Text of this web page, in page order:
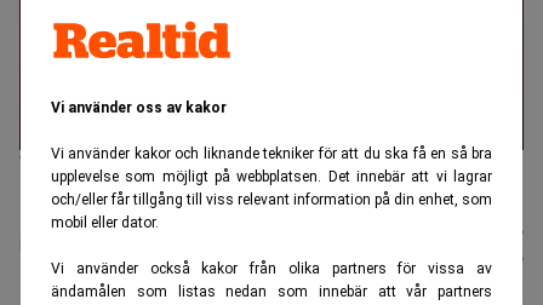
Vi använder oss av kakor
Vi använder kakor och liknande tekniker för att du ska få en så bra
upplevelse som möjligt på webbplatsen. Det innebär att vi lagrar
och/eller får tillgång till viss relevant information på din enhet, som
mobil eller dator.
Vi använder också kakor från olika partners för vissa av
ändamålen som listas nedan som innebär att vår partners
Warren Buffett säger att det finns inte mycket på börsen just nu att
investera i. (Foto: Nati Harnik / AP /TT)
Johan
Colliander
15 juli 2026
Uppdaterad:
15 juli 2026